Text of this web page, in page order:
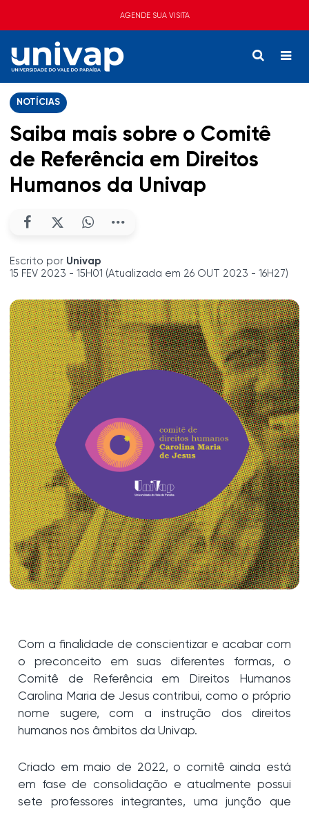
AGENDE SUA VISITA
NOTÍCIAS
Saiba mais sobre o Comitê
de Referência em Direitos
Humanos da Univap
Escrito por Univap
15 FEV 2023 - 15H01 (Atualizada em 26 OUT 2023 - 16H27)
Com a finalidade de conscientizar e acabar com
o preconceito em suas diferentes formas, o
Comitê de Referência em Direitos Humanos
Carolina Maria de Jesus contribui, como o próprio
nome sugere, com a instrução dos direitos
humanos nos âmbitos da Univap.
Criado em maio de 2022, o comitê ainda está
em fase de consolidação e atualmente possui
sete professores integrantes, uma junção que